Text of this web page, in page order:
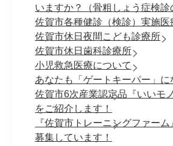
いますか？（骨粗しょう症検診
佐賀市各種健診（検診）実施医
佐賀市休日夜間こども診療所
佐賀市休日歯科診療所
小児救急医療について
あなたも「ゲートキーパー」
佐賀市6次産業認定品『いいモ
をご紹介します！
『佐賀市トレーニングファー
募集しています！